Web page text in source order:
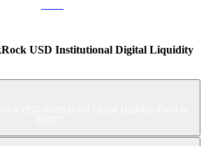
USD Institutional Digital Liquidity